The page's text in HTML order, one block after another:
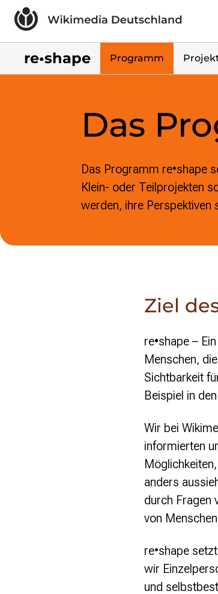
Skip to main content
re•shape Programm
Das
Das Programm re•shape
Klein- oder Teilprojekten
werden, ihre Perspektiven
Ziel
re•shape –
Menschen,
Sichtbarkeit
Beispiel in
Wir bei
informierten
anders
durch Fragen
von
re•shape
wir
und